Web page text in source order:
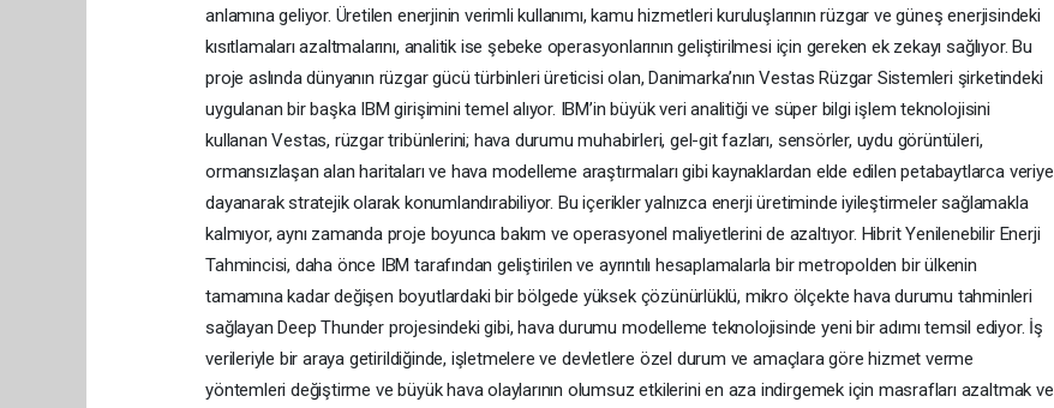
anlamına geliyor. Üretilen enerjinin verimli kullanımı, kamu hizmetleri kuruluşlarının rüzgar ve güneş enerjisindeki
kısıtlamaları azaltmalarını, analitik ise şebeke operasyonlarının geliştirilmesi için gereken ek zekayı sağlıyor. Bu
proje aslında dünyanın rüzgar gücü türbinleri üreticisi olan, Danimarka’nın Vestas Rüzgar Sistemleri şirketindeki
uygulanan bir başka IBM girişimini temel alıyor. IBM’in büyük veri analitiği ve süper bilgi işlem teknolojisini
kullanan Vestas, rüzgar tribünlerini; hava durumu muhabirleri, gel-git fazları, sensörler, uydu görüntüleri,
ormansızlaşan alan haritaları ve hava modelleme araştırmaları gibi kaynaklardan elde edilen petabaytlarca veriye
dayanarak stratejik olarak konumlandırabiliyor. Bu içerikler yalnızca enerji üretiminde iyileştirmeler sağlamakla
kalmıyor, aynı zamanda proje boyunca bakım ve operasyonel maliyetlerini de azaltıyor. Hibrit Yenilenebilir Enerji
Tahmincisi, daha önce IBM tarafından geliştirilen ve ayrıntılı hesaplamalarla bir metropolden bir ülkenin
tamamına kadar değişen boyutlardaki bir bölgede yüksek çözünürlüklü, mikro ölçekte hava durumu tahminleri
sağlayan Deep Thunder projesindeki gibi, hava durumu modelleme teknolojisinde yeni bir adımı temsil ediyor. İş
verileriyle bir araya getirildiğinde, işletmelere ve devletlere özel durum ve amaçlara göre hizmet verme
yöntemleri değiştirme ve büyük hava olaylarının olumsuz etkilerini en aza indirgemek için masrafları azaltmak ve